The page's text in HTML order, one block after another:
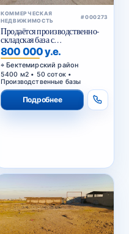
КОММЕРЧЕСКАЯ
НЕДВИЖИМОСТЬ
#000273
Продаётся производственно-
складская база с
приватизированным
земельным участком в
Бектемирском районе
Ташкента
800 000 у.е.
Бектемирский район
5400 м2 • 50 соток •
Производственные базы
Подробнее